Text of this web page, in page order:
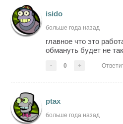
isido
больше года назад
главное что это
обмануть будет не
- 0 +
ptax
больше года назад